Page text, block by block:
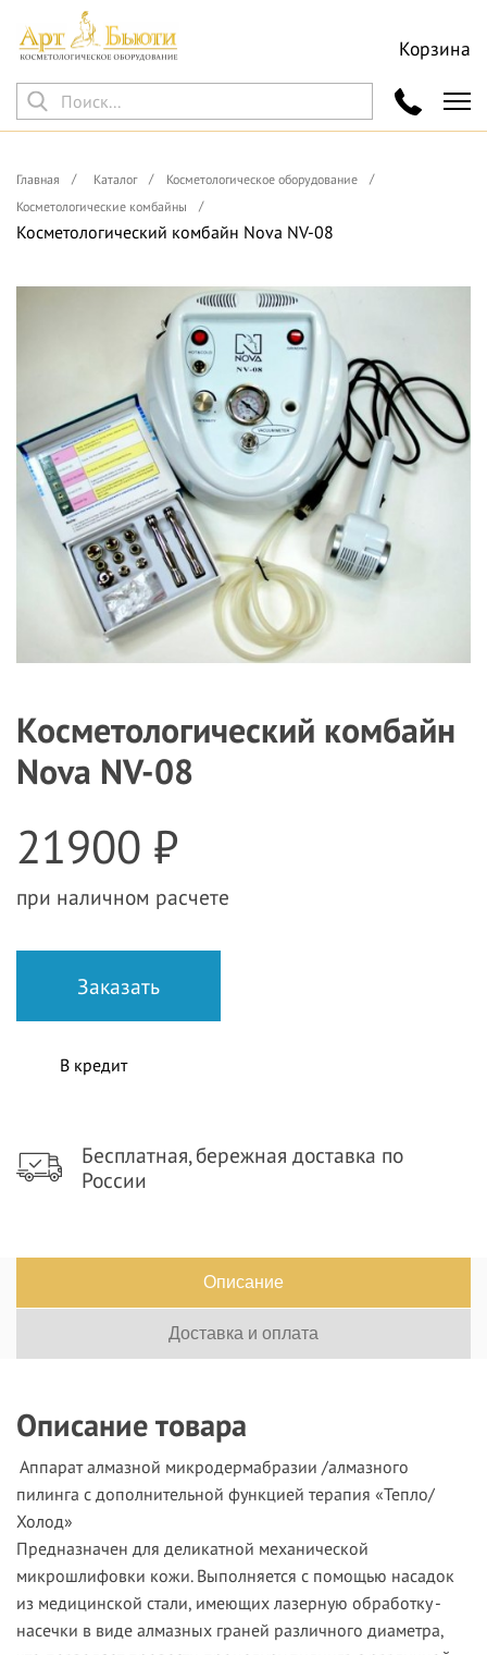
Корзина
Главная Каталог
Косметологическое оборудование
Косметологические комбайны
Косметологический комбайн Nova NV-08
Косметологический комбайн
Nova NV-08
21900 ₽
при наличном расчете
В кредит
Бесплатная, бережная доставка по
России
Описание
Доставка и оплата
Описание товара
Аппарат алмазной микродермабразии /алмазного
пилинга с дополнительной функцией терапия «Тепло/
Холод»
Предназначен для деликатной механической
микрошлифовки кожи. Выполняется с помощью насадок
из медицинской стали, имеющих лазерную обработку -
насечки в виде алмазных граней различного диаметра,